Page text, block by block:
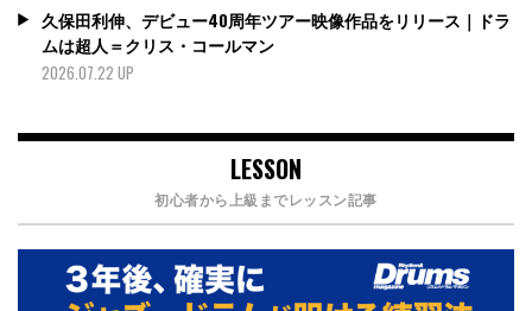
久保田利伸、デビュー40周年ツアー映像作品をリリース｜ドラ
ムは超人＝クリス・コールマン
2026.07.22 UP
LESSON
初心者から上級までレッスン記事